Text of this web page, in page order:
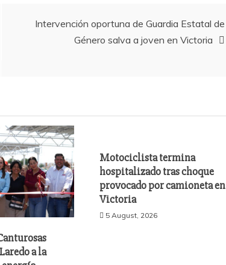
Intervención oportuna de Guardia Estatal de
Género salva a joven en Victoria
a la
Motociclista termina
hospitalizado tras choque
provocado por camioneta en
Victoria
5 August, 2026